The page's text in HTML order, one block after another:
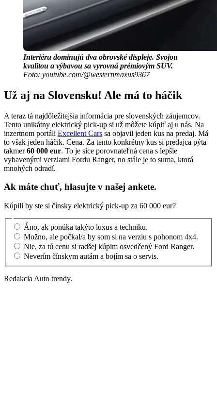
Interiéru dominujú dva obrovské displeje. Svojou
kvalitou a výbavou sa vyrovná prémiovým SUV.
Foto: youtube.com/@westernmaxus9367
Už aj na Slovensku! Ale má to háčik
A teraz tá najdôležitejšia informácia pre slovenských záujemcov.
Tento unikátny elektrický pick-up si už môžete kúpiť aj u nás. Na
inzertnom portáli Excellent Cars sa objavil jeden kus na predaj. Má
to však jeden háčik. Cena. Za tento konkrétny kus si predajca pýta
takmer60 000 eur. To je síce porovnateľná cena s lepšie
vybavenými verziami Fordu Ranger, no stále je to suma, ktorá
mnohých odradí.
Ak máte chuť, hlasujte v našej ankete.
Kúpili by ste si čínsky elektrický pick-up za 60 000 eur?
Áno, ak ponúka takýto luxus a techniku.
Možno, ale počkal/a by som si na verziu s pohonom 4x4.
Nie, za tú cenu si radšej kúpim osvedčený Ford Ranger.
Neverím čínskym autám a bojím sa o servis.
Redakcia Auto trendy.